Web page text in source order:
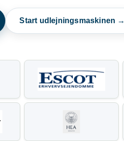
Start udlejningsmaskinen →